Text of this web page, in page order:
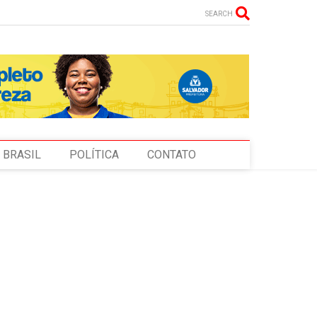
SEARCH
BRASIL POLÍTICA CONTATO